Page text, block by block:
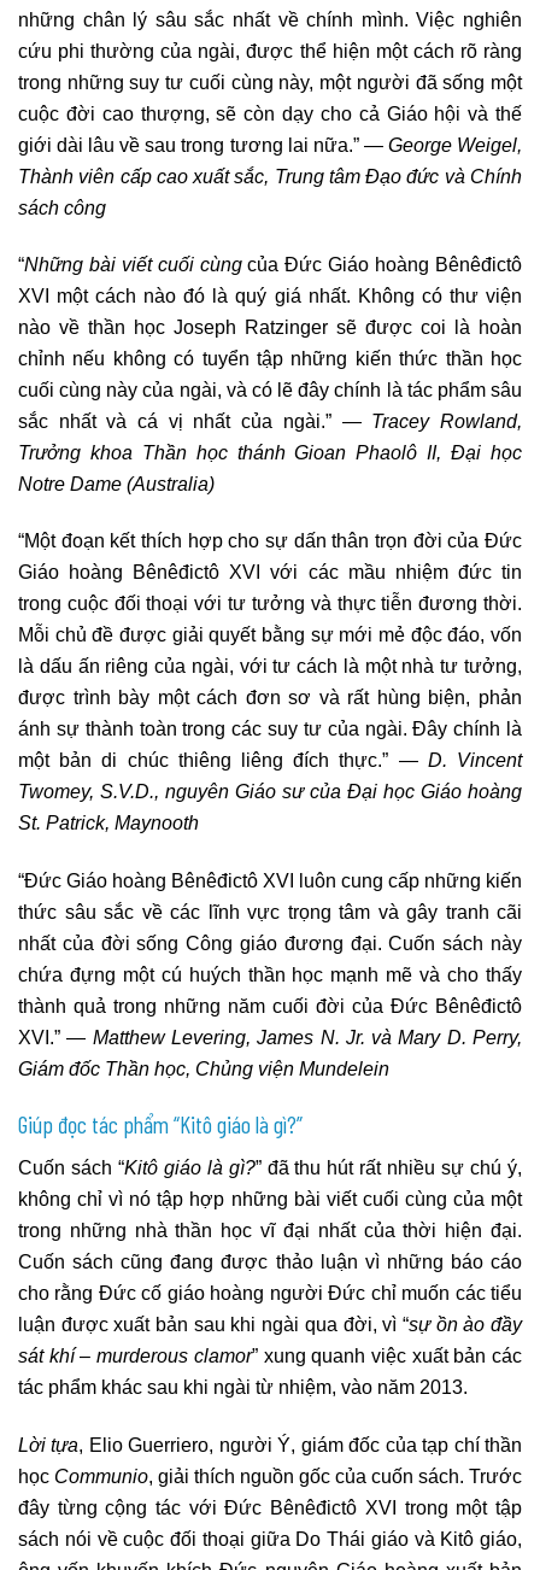
những chân lý sâu sắc nhất về chính mình. Việc nghiên
cứu phi thường của ngài, được thể hiện một cách rõ ràng
trong những suy tư cuối cùng này, một người đã sống một
cuộc đời cao thượng, sẽ còn dạy cho cả Giáo hội và thế
giới dài lâu về sau trong tương lai nữa.” — George Weigel,
Thành viên cấp cao xuất sắc, Trung tâm Đạo đức và Chính
sách công
“Những bài viết cuối cùngcủa Đức Giáo hoàng Bênêđictô
XVI một cách nào đó là quý giá nhất. Không có thư viện
nào về thần học Joseph Ratzinger sẽ được coi là hoàn
chỉnh nếu không có tuyển tập những kiến thức thần học
cuối cùng này của ngài, và có lẽ đây chính là tác phẩm sâu
sắc nhất và cá vị nhất của ngài.” — Tracey Rowland,
Trưởng khoa Thần học thánh Gioan Phaolô II, Đại học
Notre Dame (Australia)
“Một đoạn kết thích hợp cho sự dấn thân trọn đời của Đức
Giáo hoàng Bênêđictô XVI với các mầu nhiệm đức tin
trong cuộc đối thoại với tư tưởng và thực tiễn đương thời.
Mỗi chủ đề được giải quyết bằng sự mới mẻ độc đáo, vốn
là dấu ấn riêng của ngài, với tư cách là một nhà tư tưởng,
được trình bày một cách đơn sơ và rất hùng biện, phản
ánh sự thành toàn trong các suy tư của ngài. Đây chính là
một bản di chúc thiêng liêng đích thực.” — D. Vincent
Twomey, S.V.D., nguyên Giáo sư của Đại học Giáo hoàng
St. Patrick, Maynooth
“Đức Giáo hoàng Bênêđictô XVI luôn cung cấp những kiến
thức sâu sắc về các lĩnh vực trọng tâm và gây tranh cãi
nhất của đời sống Công giáo đương đại. Cuốn sách này
chứa đựng một cú huých thần học mạnh mẽ và cho thấy
thành quả trong những năm cuối đời của Đức Bênêđictô
XVI.” — Matthew Levering, James N. Jr. và Mary D. Perry,
Giám đốc Thần học, Chủng viện Mundelein
Giúp đọc tác phẩm “Kitô giáo là gì?”
Cuốn sách “Kitô giáo là gì?” đã thu hút rất nhiều sự chú ý,
không chỉ vì nó tập hợp những bài viết cuối cùng của một
trong những nhà thần học vĩ đại nhất của thời hiện đại.
Cuốn sách cũng đang được thảo luận vì những báo cáo
cho rằng Đức cố giáo hoàng người Đức chỉ muốn các tiểu
luận được xuất bản sau khi ngài qua đời, vì “sự ồn ào đầy
sát khí–murderous clamor” xung quanh việc xuất bản các
tác phẩm khác sau khi ngài từ nhiệm, vào năm 2013.
Lời tựa, Elio Guerriero, người Ý, giám đốc của tạp chí thần
học Communio, giải thích nguồn gốc của cuốn sách. Trước
đây từng cộng tác với Đức Bênêđictô XVI trong một tập
sách nói về cuộc đối thoại giữa Do Thái giáo và Kitô giáo,